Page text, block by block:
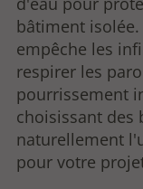
bâtiment
empêche les
respirer les
pourrissement
choisissant
naturellement
pour votre